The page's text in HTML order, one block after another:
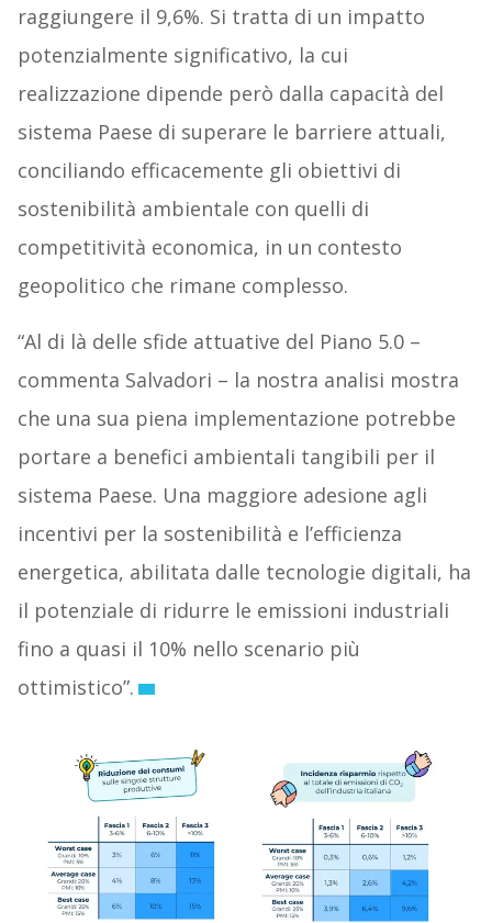
raggiungere il 9,6%. Si tratta di un impatto
potenzialmente significativo, la cui
realizzazione dipende però dalla capacità del
sistema Paese di superare le barriere attuali,
conciliando efficacemente gli obiettivi di
sostenibilità ambientale con quelli di
competitività economica, in un contesto
geopolitico che rimane complesso.
“Al di là delle sfide attuative del Piano 5.0 –
commenta Salvadori – la nostra analisi mostra
che una sua piena implementazione potrebbe
portare a benefici ambientali tangibili per il
sistema Paese. Una maggiore adesione agli
incentivi per la sostenibilità e l’efficienza
energetica, abilitata dalle tecnologie digitali, ha
il potenziale di ridurre le emissioni industriali
fino a quasi il 10% nello scenario più
ottimistico”.